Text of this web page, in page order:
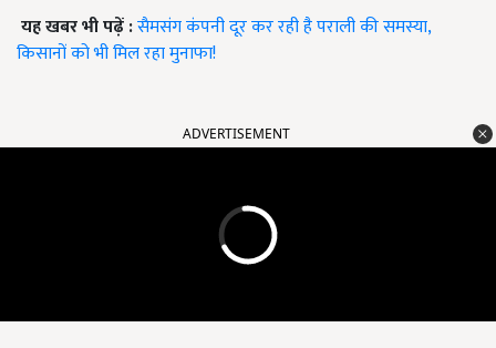
यह खबर भी पढ़ें :सैमसंग कंपनी दूर कर रही है पराली की समस्या,
किसानों को भी मिल रहा मुनाफा!
ADVERTISEMENT